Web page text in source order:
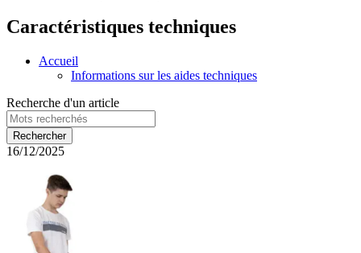
Caractéristiques techniques
Accueil
Informations sur les aides techniques
Recherche d'un article
16/12/2025